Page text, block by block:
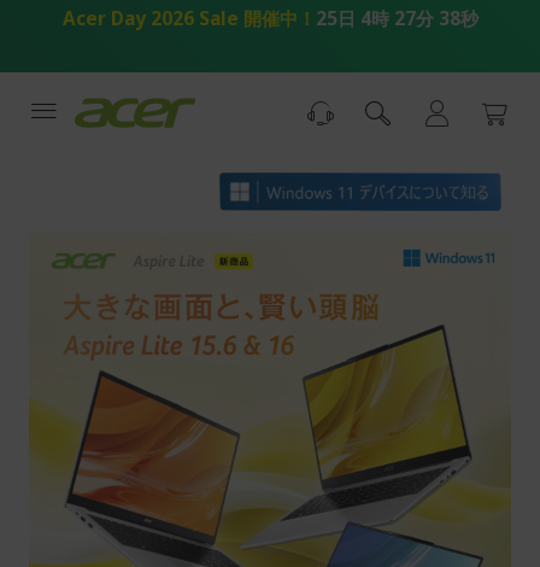
Acer Day 2026 Sale 開催中！ 25日 4時 27分 38秒